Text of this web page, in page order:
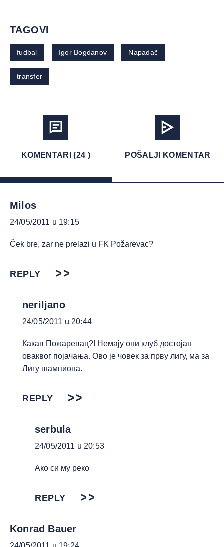
TAGOVI
fudbal Igor Bogdanov Napadač
transfer
KOMENTARI (24 ) POŠALJI KOMENTAR
Milos
24/05/2011 u 19:15
Ček bre, zar ne prelazi u FK Požarevac?
REPLY
neriljano
24/05/2011 u 20:44
Какав Пожаревац?! Немају они клуб достојан
оваквог појачања. Ово је човек за прву лигу, ма за
Лигу шампиона.
REPLY
serbula
24/05/2011 u 20:53
Ако си му реко
REPLY
Konrad Bauer